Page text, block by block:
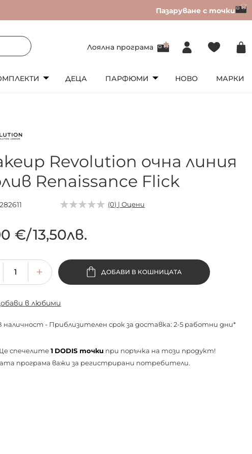
Пазаруване с точки
Лоялна програма
ДЕЦА ПАРФЮМИ НОВО МАРКИ
Revolution очна линия
Renaissance Flick
282611 (0) | Оцени
€/13,50лв.
ДОБАВИ В КОШНИЦАТА
в любими
наличност - Приблизителен срок за доставка: 2-5 работни дни*
спечелите 1 DODIS точки при поръчка на този продукт!
програма важи за регистрирани потребители.